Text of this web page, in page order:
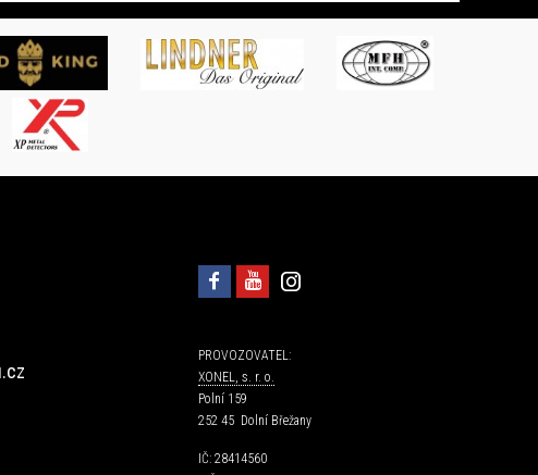
PROVOZOVATEL:
XONEL, s. r. o.
Polní 159
252 45 Dolní Břežany
IČ: 28414560